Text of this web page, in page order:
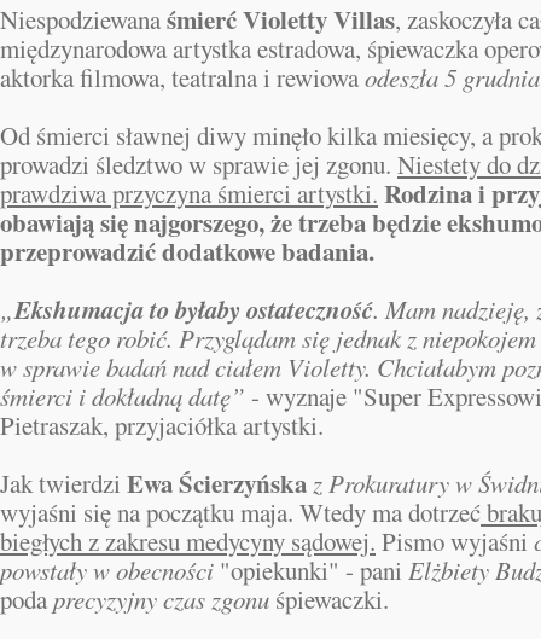
Niespodziewanaśmierć Violetty Villas, zaskoczyła
międzynarodowa artystka estradowa, śpiewaczka
aktorka filmowa, teatralna i rewiowaodeszła 5
Od śmierci sławnej diwy minęło kilka miesięcy, a
prowadzi śledztwo w sprawie jej zgonu. Niestety do
prawdziwa przyczyna śmierci artystki. Rodzina i
obawiają się najgorszego, że trzeba będzie
przeprowadzić dodatkowe badania.
„Ekshumacja to byłaby ostateczność. Mam nadzieję,
trzeba tego robić. Przyglądam się jednak z
w sprawie badań nad ciałem Violetty. Chciałabym
śmierci i dokładną datę” - wyznaje "Super
Pietraszak, przyjaciółka artystki.
Jak twierdzi Ewa Ścierzyńskaz Prokuratury w
wyjaśni się na początku maja. Wtedy ma dotrzeć
biegłych z zakresu medycyny sądowej. Pismo wyjaśni
powstały w obecności "opiekunki" - pani Elżbiety
podaprecyzyjny czas zgonu śpiewaczki.